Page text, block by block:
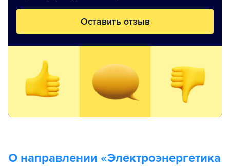
Оставить отзыв
О направлении «Электроэнергетика